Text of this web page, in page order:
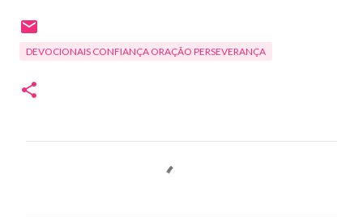
DEVOCIONAIS CONFIANÇA ORAÇÃO PERSEVERANÇA